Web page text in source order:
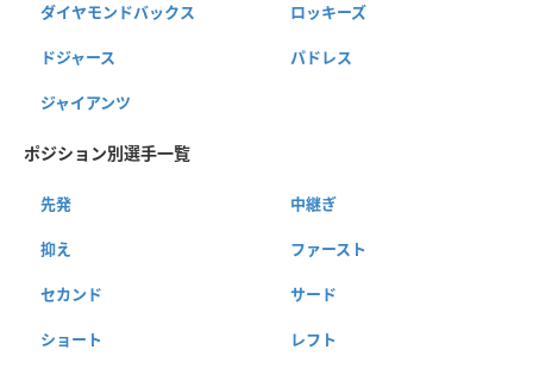
ダイヤモンドバックス ロッキーズ
ドジャース パドレス
ジャイアンツ
ポジション別選手一覧
先発 中継ぎ
抑え ファースト
セカンド サード
ショート レフト